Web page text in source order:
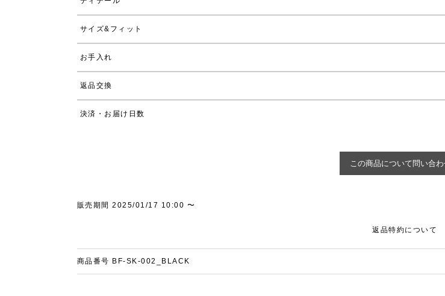
サイズ&フィット
お手入れ
返品交換
決済・お届け日数
販売期間 2025/01/17 10:00 〜
返品特約について
商品番号 BF-SK-002_BLACK